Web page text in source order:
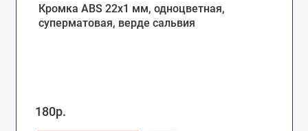
Кромка ABS 22х1 мм, одноцветная,
суперматовая, верде сальвия
180р.